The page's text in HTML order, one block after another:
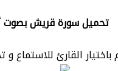
تحميل سورة قريش بصوت
باختيار القارئ للاستماع